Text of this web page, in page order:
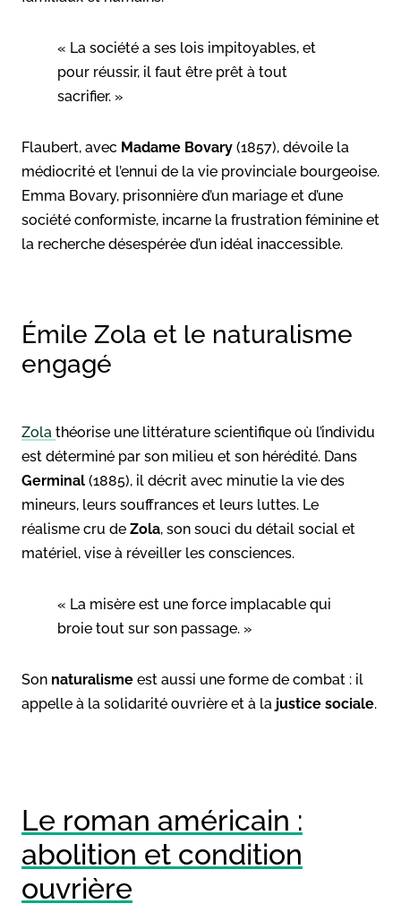
« La société a ses lois impitoyables, et
pour réussir, il faut être prêt à tout
sacrifier. »
Flaubert, avec Madame Bovary (1857), dévoile la
médiocrité et l’ennui de la vie provinciale bourgeoise.
Emma Bovary, prisonnière d’un mariage et d’une
société conformiste, incarne la frustration féminine et
la recherche désespérée d’un idéal inaccessible.
Émile Zola et le naturalisme
engagé
Zola théorise une littérature scientifique où l’individu
est déterminé par son milieu et son hérédité. Dans
Germinal (1885), il décrit avec minutie la vie des
mineurs, leurs souffrances et leurs luttes. Le
réalisme cru de Zola, son souci du détail social et
matériel, vise à réveiller les consciences.
« La misère est une force implacable qui
broie tout sur son passage. »
Son naturalisme est aussi une forme de combat : il
appelle à la solidarité ouvrière et à la justice sociale.
Le roman américain :
abolition et condition
ouvrière